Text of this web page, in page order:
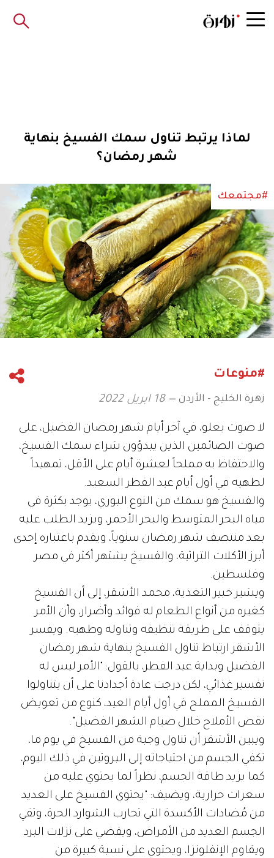
لماذا يرتبط تناول سمك الفسيخ بنهاية
شهر رمضان؟
#مجتمعك
#منوعات
زهرة الخليج - الأردن 18 ابريل 2022
لا صوت يعلو، في آخر أيام شهر رمضان الفضيل، على
صوت الصائمين الذين يبدؤون شراء سمك الفسيخ،
والاحتفاظ به مملحاً لعشرة أيام على الأقل، تمهيداً
لطهيه في أول أيام عيد الفطر السعيد.
والفسيخ هو سمك من النوع البوري، يوجد بكثرة في
مياه البحر المتوسط والبحر الأحمر، ويزيد الطلب عليه
بعد منتصف شهر رمضان سنوياً، ويقدم باعتباره إحدى
أبرز الأكلات التراثية، والفسيخ يشتهر أكثر في مصر
وفلسطين.
ويشير خبير التغذية، محمد الأشقر، إلى أن الفسيخ
كغيره من أنواع الطعام له فوائد وأضرار، وأن الأمر
يتوقف على طريقة تنظيفه وتناوله وطهيه. ويفسر
الأشقر ارتباط تناول الفسيخ بنهاية شهر رمضان
الفضيل وبداية عيد الفطر، بالقول: "الأمر ليس له
تفسير غذائي، لكن درجت عادة أجدادنا على أن يتناولوا
الفسيخ المملح في أول أيام العيد، كنوع من تعويض
نقص الأملاح خلال صيام الشهر الفضيل".
ويبين الأشقر أن تناول وجبة من الفسيخ في يوم ما،
تكفي الجسم من احتياجاته إلى البروتين في ذلك اليوم،
كما يزيد طاقة الجسم، نظراً لما يحتوي عليه من
سعرات حرارية، ويضيف: "يحتوي الفسيخ على العديد
من مُضادات الأكسدة التي تحارب الشوارد الحرة، وتقي
الجسم العديد من الأمراض، ويقضي على نزلات البرد
ويقاوم الإنفلونزا، ويحتوي على نسبة كبيرة من